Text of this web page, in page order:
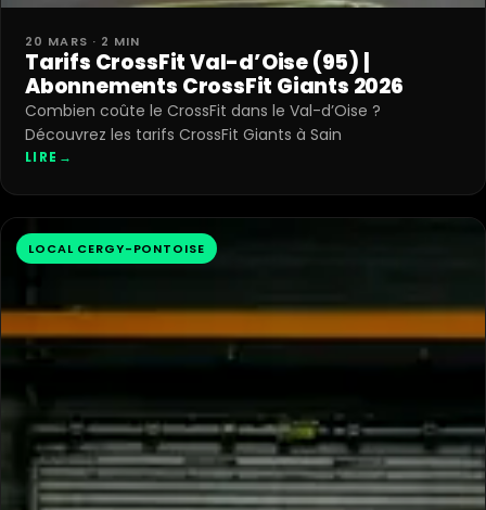
20 MARS · 2 MIN
Tarifs CrossFit Val-d’Oise (95) |
Abonnements CrossFit Giants 2026
Combien coûte le CrossFit dans le Val-d’Oise ?
Découvrez les tarifs CrossFit Giants à Sain
LIRE →
LOCAL CERGY-PONTOISE